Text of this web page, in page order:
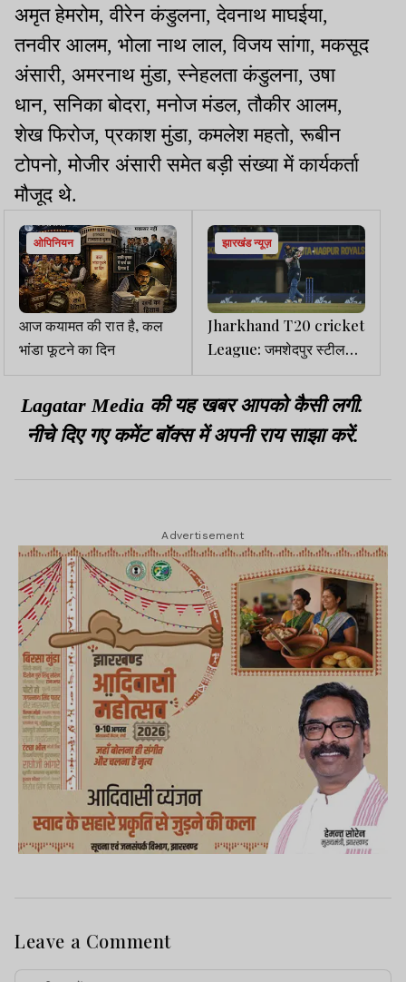
अमृत हेमरोम, वीरेन कंडुलना, देवनाथ माघईया,
तनवीर आलम, भोला नाथ लाल, विजय सांगा, मकसूद
अंसारी, अमरनाथ मुंडा, स्नेहलता कंडुलना, उषा
धान, सनिका बोदरा, मनोज मंडल, तौकीर आलम,
शेख फिरोज, प्रकाश मुंडा, कमलेश महतो, रूबीन
टोपनो, मोजीर अंसारी समेत बड़ी संख्या में कार्यकर्ता
मौजूद थे.
ओपिनियन
आज कयामत की रात है, कल
भांडा फूटने का दिन
झारखंड न्यूज़
Jharkhand T20 cricket
League: जमशेदपुर स्टीलर्स
ने संथाल स्ट्राइकर्स को 15
रनों से हराया, देवब्रत व साहिल
की धमाकेदार बल्लेबाजी
Lagatar Media की यह खबर आपको कैसी लगी.
नीचे दिए गए कमेंट बॉक्स में अपनी राय साझा करें.
Advertisement
Leave a Comment